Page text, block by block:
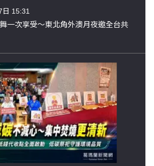
日 15:31
一次享受～東北角外澳月夜邀全台共